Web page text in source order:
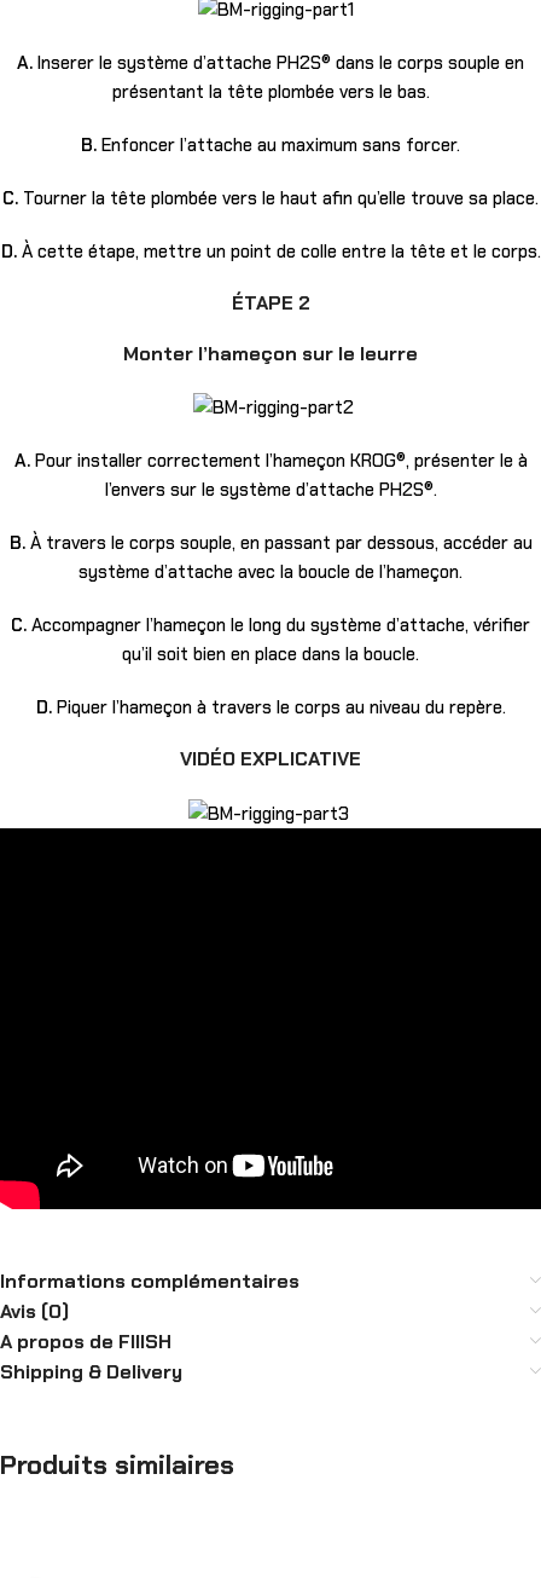
A. Inserer le système d’attache PH2S® dans le corps souple en
présentant la tête plombée vers le bas.
B. Enfoncer l’attache au maximum sans forcer.
C. Tourner la tête plombée vers le haut afin qu’elle trouve sa place.
D.À cette étape, mettre un point de colle entre la tête et le corps.
ÉTAPE 2
Monter l’hameçon sur le leurre
A.Pour installer correctement l’hameçon KROG®, présenter le à
l’envers sur le système d’attache PH2S®.
B.À travers le corps souple, en passant par dessous, accéder au
système d’attache avec la boucle de l’hameçon.
C. Accompagner l’hameçon le long du système d’attache, vérifier
qu’il soit bien en place dans la boucle.
D.Piquer l’hameçon à travers le corps au niveau du repère.
VIDÉO EXPLICATIVE
Informations complémentaires
Avis (0)
A propos de FIIISH
Shipping & Delivery
Produits similaires